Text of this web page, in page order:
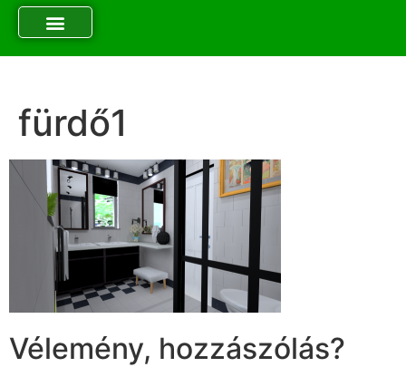
fürdő1
Vélemény, hozzászólás?